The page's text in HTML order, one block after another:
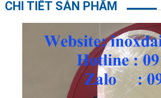
CHI TIẾT SẢN PHẨM